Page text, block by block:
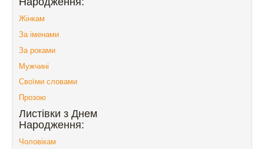
Жінкам
За іменами
За роками
Мужчині
Своїми словами
Прозою
Листівки з Днем
Народження:
Чоловікам